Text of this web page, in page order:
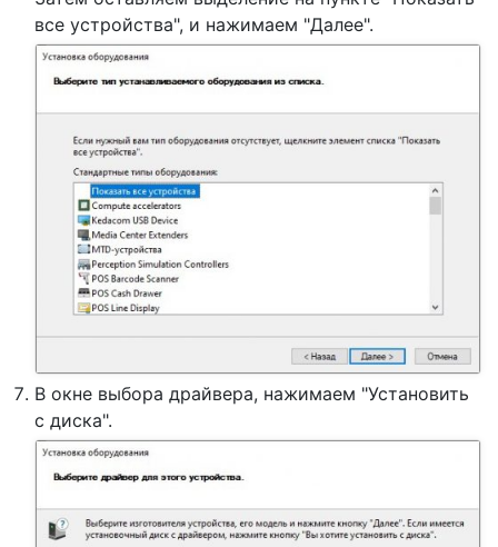
все устройства", и нажимаем "Далее".
В окне выбора драйвера, нажимаем "Установить
с диска".